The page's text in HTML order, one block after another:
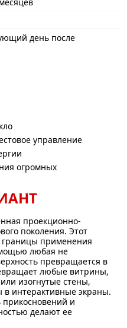
день после
управление
огромных
проекционно-
поколения. Этот
применения
любая не
превращается в
любые витрины,
изогнутые стены,
в интерактивные экраны.
прикосновений и
делают ее